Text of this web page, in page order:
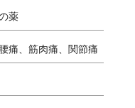
薬
痛、筋肉痛、関節痛